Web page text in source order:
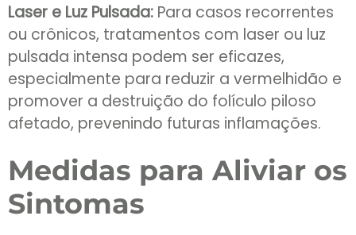
Laser e Luz Pulsada: Para casos recorrentes
ou crônicos, tratamentos com laser ou luz
pulsada intensa podem ser eficazes,
especialmente para reduzir a vermelhidão e
promover a destruição do folículo piloso
afetado, prevenindo futuras inflamações.
Medidas para Aliviar os
Sintomas